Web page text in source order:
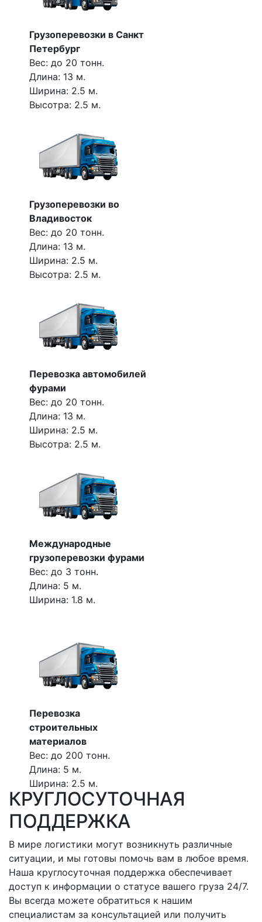
Грузоперевозки в Санкт
Петербург
Вес: до 20 тонн.
Длина: 13 м.
Ширина: 2.5 м.
Высотра: 2.5 м.
Грузоперевозки во
Владивосток
Вес: до 20 тонн.
Длина: 13 м.
Ширина: 2.5 м.
Высотра: 2.5 м.
Перевозка автомобилей
фурами
Вес: до 20 тонн.
Длина: 13 м.
Ширина: 2.5 м.
Высотра: 2.5 м.
Международные
грузоперевозки фурами
Вес: до 3 тонн.
Длина: 5 м.
Ширина: 1.8 м.
Перевозка
строительных
материалов
Вес: до 200 тонн.
Длина: 5 м.
Ширина: 2.5 м.
КРУГЛОСУТОЧНАЯ
ПОДДЕРЖКА
В мире логистики могут возникнуть различные
ситуации, и мы готовы помочь вам в любое время.
Наша круглосуточная поддержка обеспечивает
доступ к информации о статусе вашего груза 24/7.
Вы всегда можете обратиться к нашим
специалистам за консультацией или получить